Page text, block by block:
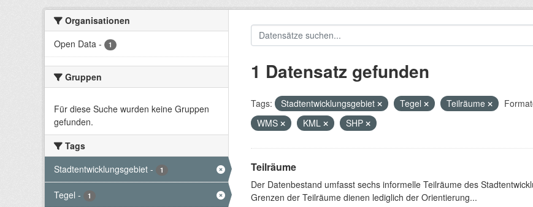
Organisationen
Open Data - 1
Gruppen
Für diese Suche wurden keine Gruppen
gefunden.
Tags
Stadtentwicklungsgebiet - 1
Tegel - 1
1 Datensatz gefunden
Tags: Stadtentwicklungsgebiet Tegel Teilräume
WMS
KML SHP
Teilräume
Der Datenbestand umfasst sechs informelle Teilräume des
Grenzen der Teilräume dienen lediglich der Orientierung...